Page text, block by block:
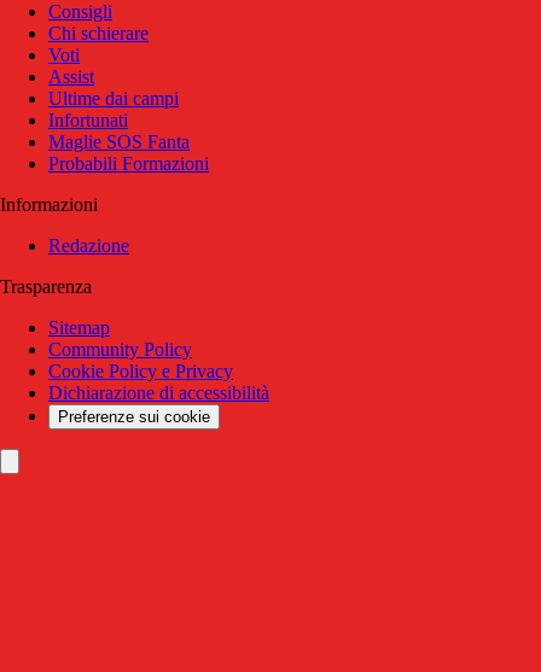
Consigli
Chi schierare
Voti
Assist
Ultime dai campi
Infortunati
Maglie SOS Fanta
Probabili Formazioni
Informazioni
Redazione
Trasparenza
Sitemap
Community Policy
Cookie Policy e Privacy
Dichiarazione di accessibilità
Preferenze sui cookie